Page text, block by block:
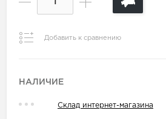
Добавить к сравнению
НАЛИЧИЕ
Склад интернет-магазина